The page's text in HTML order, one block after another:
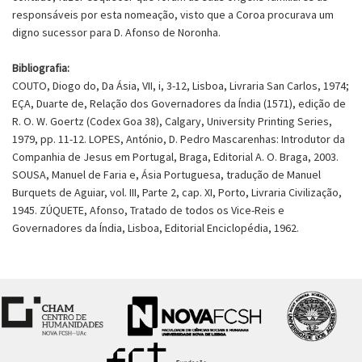
responsáveis por esta nomeação, visto que a Coroa procurava um
digno sucessor para D. Afonso de Noronha.
Bibliografia:
COUTO, Diogo do, Da Ásia, VII, i, 3-12, Lisboa, Livraria San Carlos, 1974;
EÇA, Duarte de, Relação dos Governadores da Índia (1571), edição de
R. O. W. Goertz (Codex Goa 38), Calgary, University Printing Series,
1979, pp. 11-12. LOPES, António, D. Pedro Mascarenhas: Introdutor da
Companhia de Jesus em Portugal, Braga, Editorial A. O. Braga, 2003.
SOUSA, Manuel de Faria e, Ásia Portuguesa, tradução de Manuel
Burquets de Aguiar, vol. III, Parte 2, cap. XI, Porto, Livraria Civilização,
1945. ZÚQUETE, Afonso, Tratado de todos os Vice-Reis e
Governadores da Índia, Lisboa, Editorial Enciclopédia, 1962.